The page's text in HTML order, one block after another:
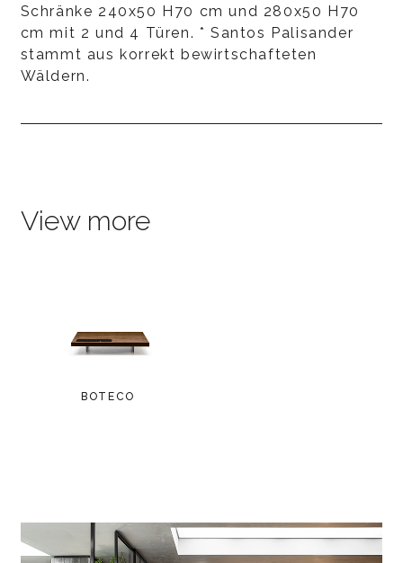
Schränke 240x50 H70 cm und 280x50 H70
cm mit 2 und 4 Türen. * Santos Palisander
stammt aus korrekt bewirtschafteten
Wäldern.
View more
BOTECO